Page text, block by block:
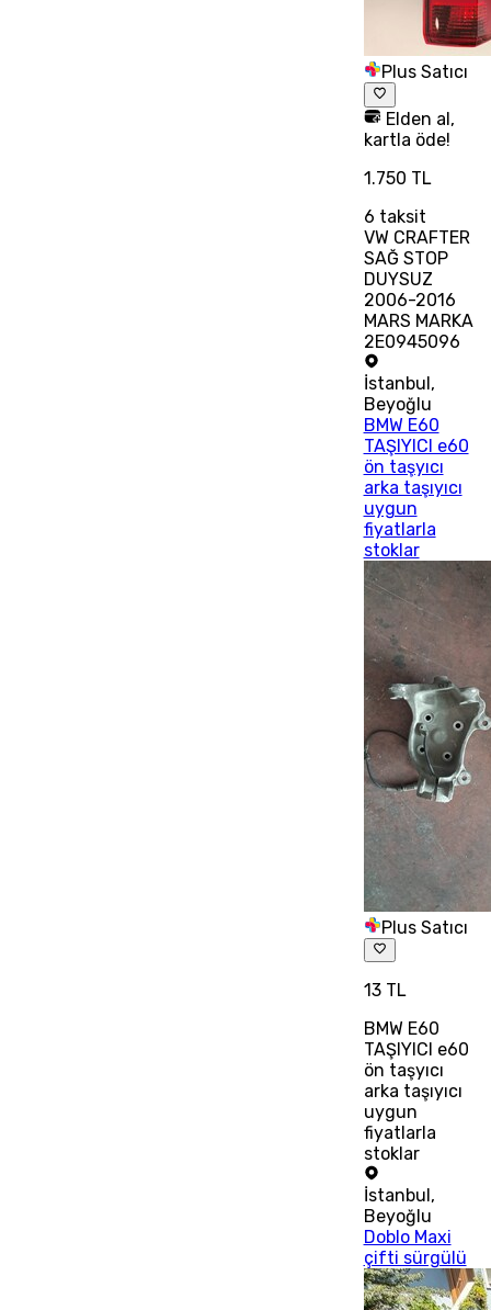
Plus Satıcı
Elden al,
kartla öde!
1.750 TL
6 taksit
VW CRAFTER
SAĞ STOP
DUYSUZ
2006-2016
MARS MARKA
2E0945096
İstanbul,
Beyoğlu
BMW E60
TAŞIYICI e60
ön taşyıcı
arka taşıyıcı
uygun
fiyatlarla
stoklar
Plus Satıcı
13 TL
BMW E60
TAŞIYICI e60
ön taşyıcı
arka taşıyıcı
uygun
fiyatlarla
stoklar
İstanbul,
Beyoğlu
Doblo Maxi
çifti sürgülü